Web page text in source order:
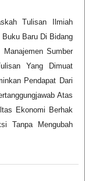
Tulisan Ilmiah
Baru Di Bidang
Sumber
Yang Dimuat
Pendapat Dari
Atas
Ekonomi Berhak
Tanpa Mengubah